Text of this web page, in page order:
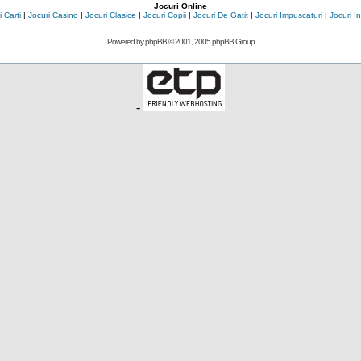
Jocuri Online
Carti| Jocuri Casino| Jocuri Clasice | Jocuri Copii| Jocuri De Gatit| Jocuri Impuscaturi| Jocuri
Powered byphpBB© 2001, 2005 phpBB Group
-